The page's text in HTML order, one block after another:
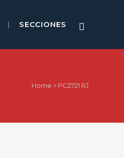
SECCIONES
Home > PC2721 RJ